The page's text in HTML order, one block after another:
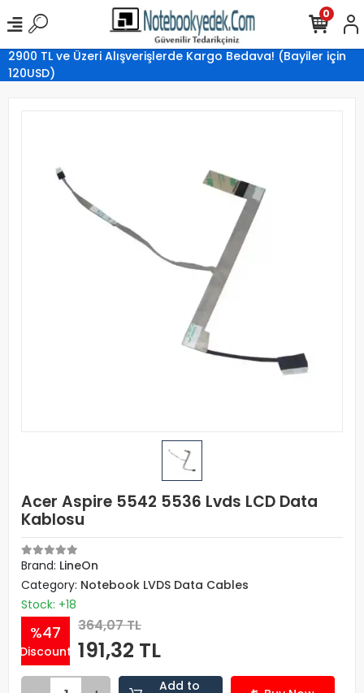
2900 TL ve Üzeri Alışverişlerde Kargo Bedava! (Bayiler için
120USD)
0
Acer Aspire 5542 5536 Lvds LCD Data
Kablosu
Brand: LineOn
Category: Notebook LVDS Data Cables
Stock: +18
%47
Discount
364,07 TL
191,32 TL
Add to